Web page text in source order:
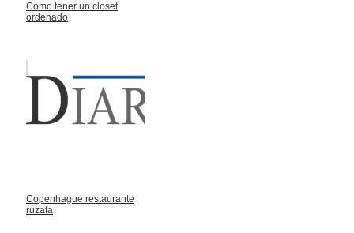
Como tener un closet
ordenado
Copenhague restaurante
ruzafa